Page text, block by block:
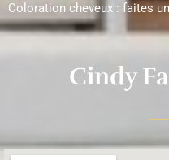
Coloration cheveux : faites
Cindy